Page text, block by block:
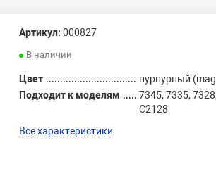
Артикул: 000827
В наличии
Цвет
пурпурный
Подходит к моделям
7345, 7335,
C2128
Все характеристики